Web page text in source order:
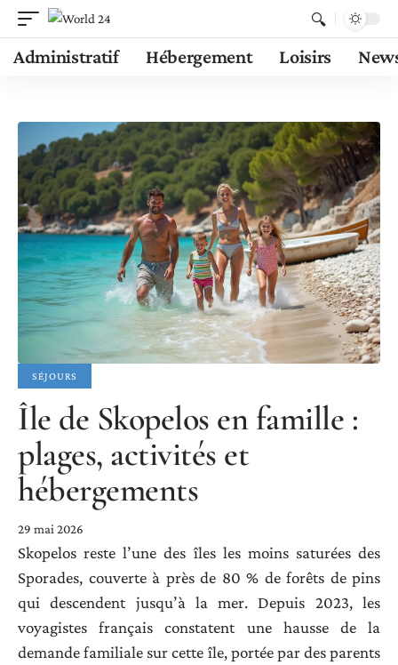
Administratif Hébergement Loisirs
SÉJOURS
Île de Skopelos en famille :
plages, activités et
hébergements
29 mai 2026
Skopelos reste l’une des îles les moins saturées des
Sporades, couverte à près de 80 % de forêts de pins
qui descendent jusqu’à la mer. Depuis 2023, les
voyagistes français constatent une hausse de la
demande familiale sur cette île, portée par des parents